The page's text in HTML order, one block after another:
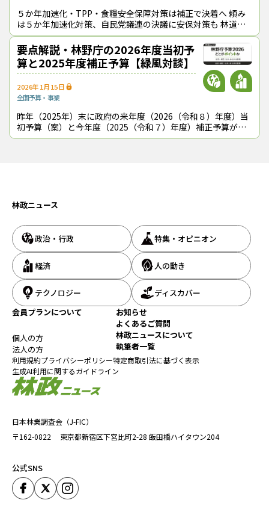
等」（予算額は103億円）も川上から川下に至る事業メニューを揃
えているが、それに花粉発生源対策や担い手育成対策、山村振興
対策などもプラスして、大きな傘の下に収めた。林野庁の非公共
事業は、事実上、同対策に一本化されたと言っていい。
同対策では、広範に及ぶ補助事業や支援措置などの使い勝手を高
も前出した「グリーン成長総合対策等」の中の「林業・木材産業
循環成長対策」などで交付金の仕組みがとられているが、新たに
「花粉削減・グリーン成長総合支援交付金」をつくり、同対策の要
求額222億円のうち207億円をこの交付金に充てる方針だ。これも
思い切った見直しと言えるだろう。
条件不利地域で伐採・植え替えをする森林所有者等に協力
緑
次に、同対策の中で目玉となる新規要求を取り上げよう。まず着
目すべきは、スギ人工林の伐採・植え替えを促進するため、森林
などの導入支援を行う事業が行われている。これを組み替えて、手
入れがしにくい条件不利地域にあるスギ人工林を対象に、伐採・
り45万円程度を想定しているが、予算査定を担当する財務省がス
ンナリ認めるかは不透明だ。
５か年加速化・TPP・食糧安全保障対策は補正で決着へ 頼み
は５か年加速化対策、自民党議連の決議に安保対策も 林道の
機能向上・長寿命化へ、激化する災害に機動的対
要点解説・林野庁の2026年度当初予
算と2025年度補正予算【緑風対談】
2026年1月15日
全国予算・事業
昨年（2025年）末に政府の来年度（2026（令和８）年度）当
初予算（案）と今年度（2025（令和７）年度）補正予算が決
まりました。その中で、林野庁関係予算のポイントは何か？
日本林業調査会（J-FIC）
〒162-0822
東京都新宿区下宮比町2-28 飯田橋ハイタウン204
公式SNS
林政ニュース
政治・行政 特集・オピニオン
経済 人の動き
テクノロジー
ディスカバー
会員プランについて
個人の方
法人の方
お知らせ
よくあるご質問
林政ニュースについて
執筆者一覧
利用規約プライバシーポリシー特定商取引法に基づく表示
生成AI利用に関するガイドライン